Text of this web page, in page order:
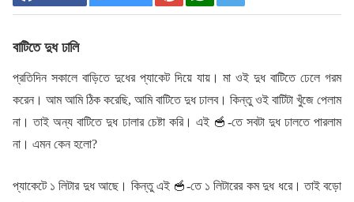
বাটিতে দুধ ঢালি
প্রতিদিন সকালে বাড়িতে দুধের প্যাকেট দিয়ে যায়। মা ওই দুধ বাটিতে ঢেলে গরম
করেন। আম আমি ঠিক করেছি, আমি বাটিতে দুধ ঢালব। কিন্তু ওই বাটিটা খুঁজে পেলাম
না। তাই অন্য বাটিতে দুধ ঢালার চেষ্টা করি। এই 🥣 -তে সবটা দুধ ঢালতে পারলাম
না। এমন কেন হলো?
প্যাকেটে ১ লিটার দুধ আছে। কিন্তু এই 🥣-তে ১ লিটারের কম দুধ ধরে। তাই বড়ো